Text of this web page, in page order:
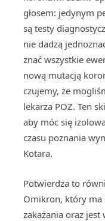
głosem: jedynym
są testy
nie dadzą
znać wszystkie
nową mutacją
czujemy, że
lekarza POZ. Ten
aby móc się
czasu poznania
Kotara.
Potwierdza to
Omikron, który ma
zakażania oraz